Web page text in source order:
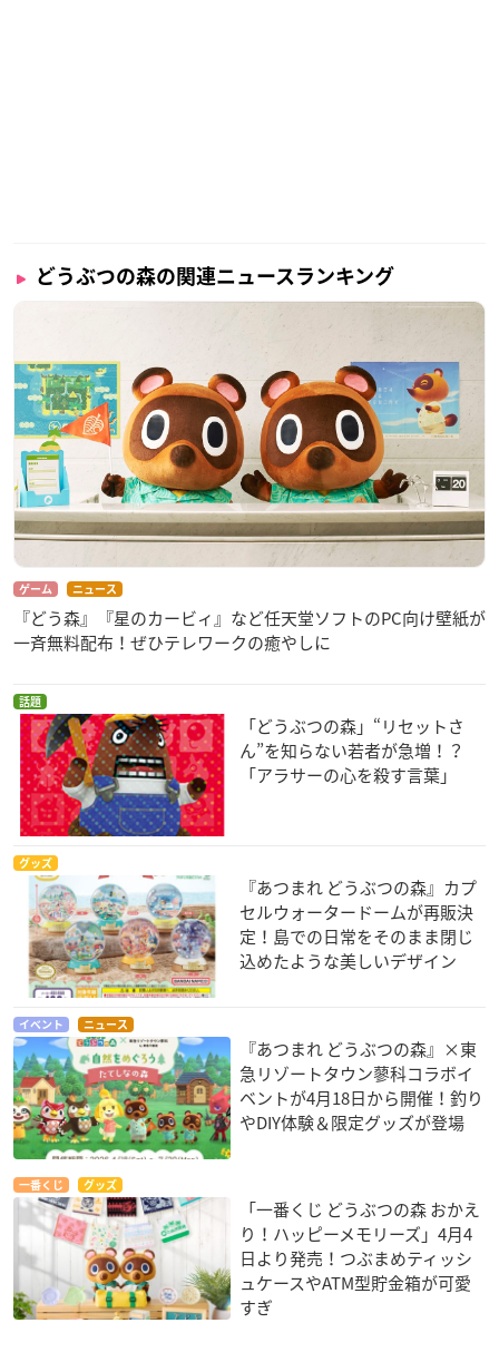
どうぶつの森の関連ニュースランキング
ゲーム ニュース
『どう森』『星のカービィ』など任天堂ソフトのPC向け壁紙が
一斉無料配布！ぜひテレワークの癒やしに
話題
「どうぶつの森」“リセットさ
ん”を知らない若者が急増！？
「アラサーの心を殺す言葉」
グッズ
『あつまれ どうぶつの森』カプ
セルウォータードームが再販決
定！島での日常をそのまま閉じ
込めたような美しいデザイン
イベント ニュース
『あつまれ どうぶつの森』×東
急リゾートタウン蓼科コラボイ
ベントが4月18日から開催！釣り
やDIY体験＆限定グッズが登場
一番くじ グッズ
「一番くじ どうぶつの森 おかえ
り！ハッピーメモリーズ」4月4
日より発売！つぶまめティッシ
ュケースやATM型貯金箱が可愛
すぎ